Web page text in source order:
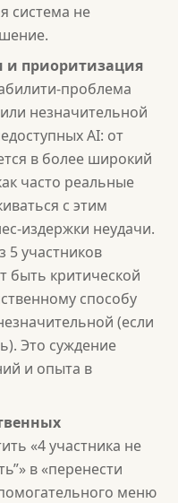
система не
и приоритизация
проблема
незначительной
AI: от
в более широкий
часто реальные
с этим
издержки неудачи.
5 участников
быть критической
способу
(если
Это суждение
и опыта в
«4 участника не
в «перенести
меню